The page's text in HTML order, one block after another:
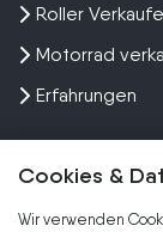
Cookies &
Wir verwenden
Roller
Motorrad
Erfahrungen